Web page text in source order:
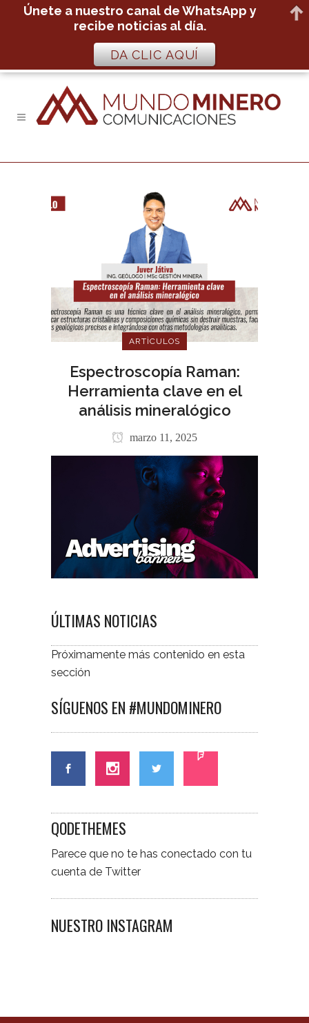
ARTÌCULOS
Espectroscopía Raman:
Herramienta clave en el
análisis mineralógico
marzo 11, 2025
ÚLTIMAS NOTICIAS
Próximamente más contenido en esta
sección
SÍGUENOS EN #MUNDOMINERO
QODETHEMES
Parece que no te has conectado con tu
cuenta de Twitter
NUESTRO INSTAGRAM
Únete a nuestro canal de WhatsApp y
recibe noticias al día.
DA CLIC AQUÍ